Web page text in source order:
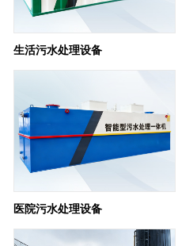
生活污水处理设备
医院污水处理设备